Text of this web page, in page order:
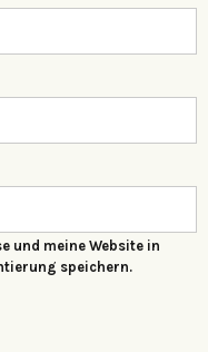
und meine Website in
speichern.